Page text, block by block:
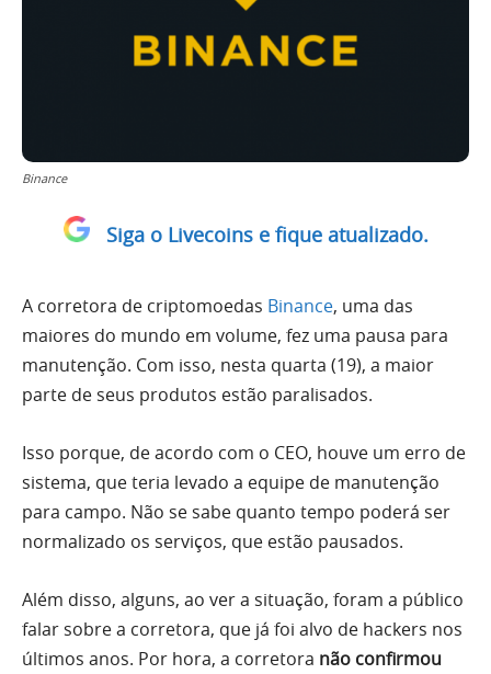
Binance
Siga o Livecoins e fique atualizado.
A corretora de criptomoedas Binance, uma das
maiores do mundo em volume, fez uma pausa para
manutenção. Com isso, nesta quarta (19), a maior
parte de seus produtos estão paralisados.
Isso porque, de acordo com o CEO, houve um erro de
sistema, que teria levado a equipe de manutenção
para campo. Não se sabe quanto tempo poderá ser
normalizado os serviços, que estão pausados.
Além disso, alguns, ao ver a situação, foram a público
falar sobre a corretora, que já foi alvo de hackers nos
últimos anos. Por hora, a corretora não confirmou